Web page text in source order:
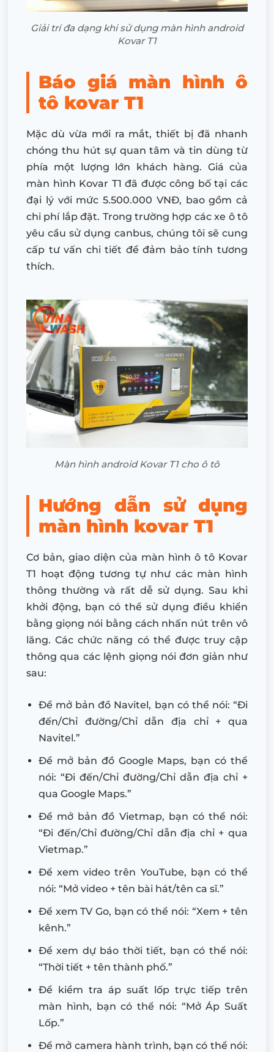
Giải trí đa dạng khi sử dụng màn hình android
Kovar T1
Báo giá màn hình ô
tô kovar T1
Mặc dù vừa mới ra mắt, thiết bị đã nhanh
chóng thu hút sự quan tâm và tin dùng từ
phía một lượng lớn khách hàng. Giá của
màn hình Kovar T1 đã được công bố tại các
đại lý với mức 5.500.000 VNĐ, bao gồm cả
chi phí lắp đặt. Trong trường hợp các xe ô tô
yêu cầu sử dụng canbus, chúng tôi sẽ cung
cấp tư vấn chi tiết để đảm bảo tính tương
thích.
Màn hình android Kovar T1 cho ô tô
Hướng dẫn sử dụng
màn hình kovar T1
Cơ bản, giao diện của màn hình ô tô Kovar
T1 hoạt động tương tự như các màn hình
thông thường và rất dễ sử dụng. Sau khi
khởi động, bạn có thể sử dụng điều khiển
bằng giọng nói bằng cách nhấn nút trên vô
lăng. Các chức năng có thể được truy cập
thông qua các lệnh giọng nói đơn giản như
sau:
Để mở bản đồ Navitel, bạn có thể nói: “Đi
đến/Chỉ đường/Chỉ dẫn địa chỉ + qua
Navitel.”
Để mở bản đồ Google Maps, bạn có thể
nói: “Đi đến/Chỉ đường/Chỉ dẫn địa chỉ +
qua Google Maps.”
Để mở bản đồ Vietmap, bạn có thể nói:
“Đi đến/Chỉ đường/Chỉ dẫn địa chỉ + qua
Vietmap.”
Để xem video trên YouTube, bạn có thể
nói: “Mở video + tên bài hát/tên ca sĩ.”
Để xem TV Go, bạn có thể nói: “Xem + tên
kênh.”
Để xem dự báo thời tiết, bạn có thể nói:
“Thời tiết + tên thành phố.”
Để kiểm tra áp suất lốp trực tiếp trên
màn hình, bạn có thể nói: “Mở Áp Suất
Lốp.”
Để mở camera hành trình, bạn có thể nói: